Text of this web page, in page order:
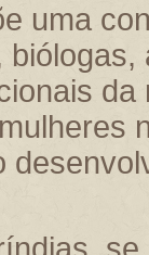
uma